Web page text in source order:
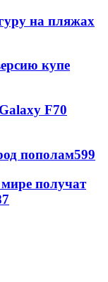
на пляжах
купе
F70
пополам599
получат